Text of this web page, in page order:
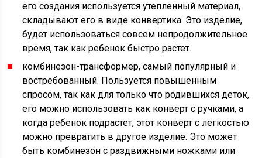
его создания используется утепленный материал,
складывают его в виде конвертика. Это изделие,
будет использоваться совсем непродолжительное
время, так как ребенок быстро растет.
комбинезон-трансформер, самый популярный и
востребованный. Пользуется повышенным
спросом, так как для только что родившихся деток,
его можно использовать как конверт с ручками, а
когда ребенок подрастет, этот конверт с легкостью
можно превратить в другое изделие. Это может
быть комбинезон с раздвижными ножками или